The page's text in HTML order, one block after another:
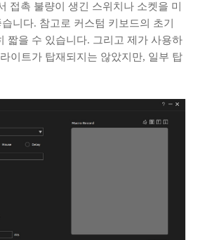
접촉 불량이 생긴 스위치나 소켓을 미
니다. 참고로 커스텀 키보드의 초기
짧을 수 있습니다. 그리고 제가 사용하
이트가 탑재되지는 않았지만, 일부 탑